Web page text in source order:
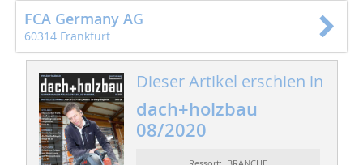
FCA Germany AG
60314 Frankfurt
Dieser Artikel erschien in
dach+holzbau
08/2020